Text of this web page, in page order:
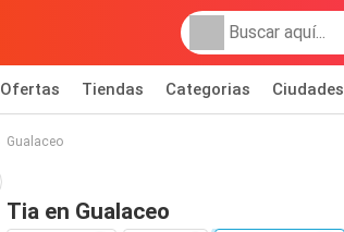
Ofertas Tiendas Categorias Ciudades
Gualaceo
Tia en Gualaceo